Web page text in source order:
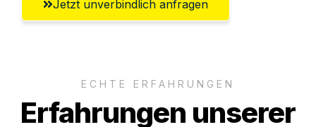
Jetzt unverbindlich anfragen
ECHTE ERFAHRUNGEN
Erfahrungen unserer